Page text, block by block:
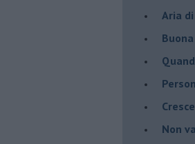
Aria
Non